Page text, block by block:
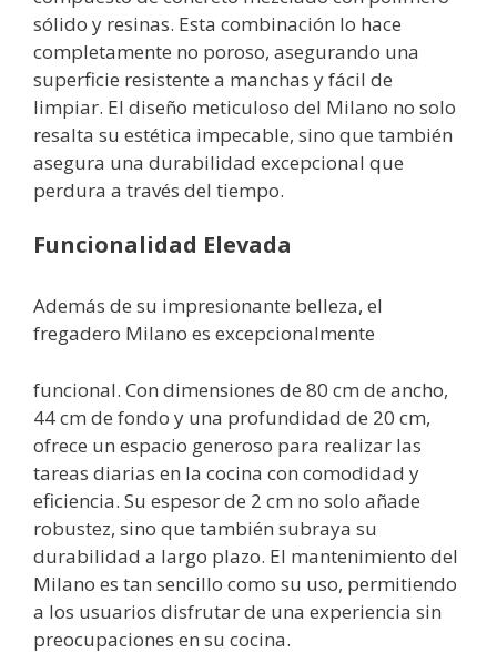
sólido y resinas. Esta combinación lo hace
completamente no poroso, asegurando una
superficie resistente a manchas y fácil de
limpiar. El diseño meticuloso del Milano no solo
resalta su estética impecable, sino que también
asegura una durabilidad excepcional que
perdura a través del tiempo.
Funcionalidad Elevada
Además de su impresionante belleza, el
fregadero Milano es excepcionalmente
funcional. Con dimensiones de 80 cm de ancho,
44 cm de fondo y una profundidad de 20 cm,
ofrece un espacio generoso para realizar las
tareas diarias en la cocina con comodidad y
eficiencia. Su espesor de 2 cm no solo añade
robustez, sino que también subraya su
durabilidad a largo plazo. El mantenimiento del
Milano es tan sencillo como su uso, permitiendo
a los usuarios disfrutar de una experiencia sin
preocupaciones en su cocina.